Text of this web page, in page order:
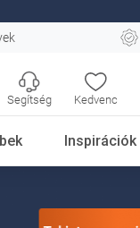
Kedvenc
Segítség
Inspirációk